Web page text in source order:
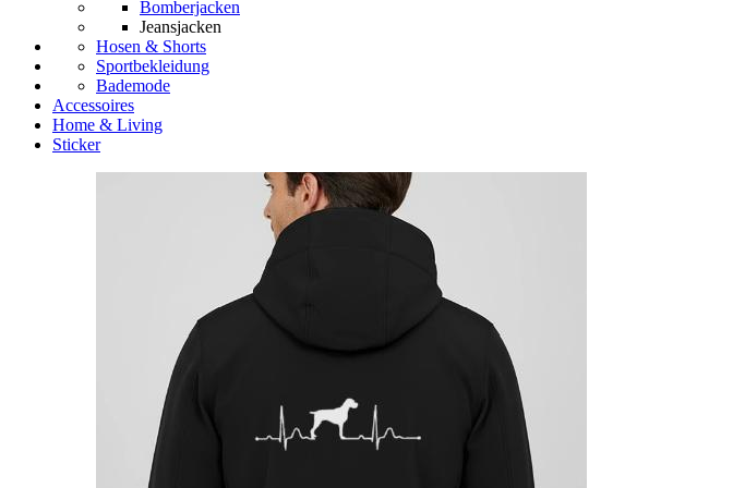
Bomberjacken
Jeansjacken
Hosen & Shorts
Sportbekleidung
Bademode
Accessoires
Home & Living
Sticker